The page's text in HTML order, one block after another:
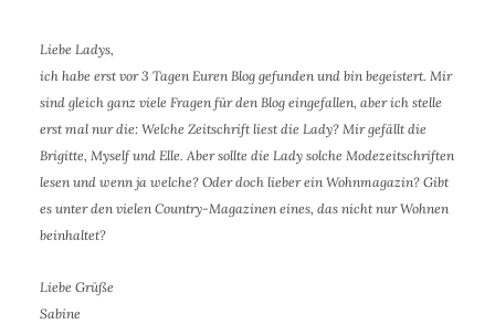
Liebe Ladys,
ich habe erst vor 3 Tagen Euren Blog gefunden und bin begeistert. Mir
sind gleich ganz viele Fragen für den Blog eingefallen, aber ich stelle
erst mal nur die: Welche Zeitschrift liest die Lady? Mir gefällt die
Brigitte, Myself und Elle. Aber sollte die Lady solche Modezeitschriften
lesen und wenn ja welche? Oder doch lieber ein Wohnmagazin? Gibt
es unter den vielen Country-Magazinen eines, das nicht nur Wohnen
beinhaltet?
Liebe Grüße
Sabine